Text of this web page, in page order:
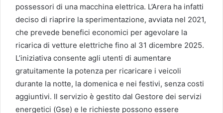
possessori di una macchina elettrica. L’Arera ha infatti
deciso di riaprire la sperimentazione, avviata nel 2021,
che prevede benefici economici per agevolare la
ricarica di vetture elettriche fino al 31 dicembre 2025.
L’iniziativa consente agli utenti di aumentare
gratuitamente la potenza per ricaricare i veicoli
durante la notte, la domenica e nei festivi, senza costi
aggiuntivi. Il servizio è gestito dal Gestore dei servizi
energetici (Gse) e le richieste possono essere